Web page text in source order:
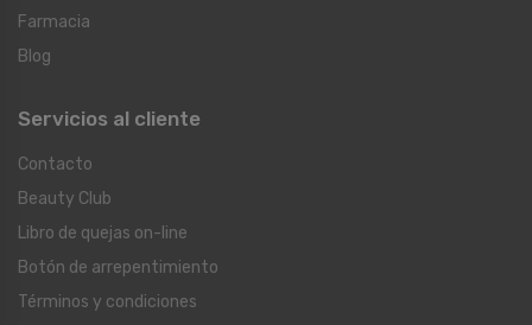
Farmacia
Blog
Servicios al cliente
Contacto
Beauty Club
Libro de quejas on-line
Botón de arrepentimiento
Términos y condiciones